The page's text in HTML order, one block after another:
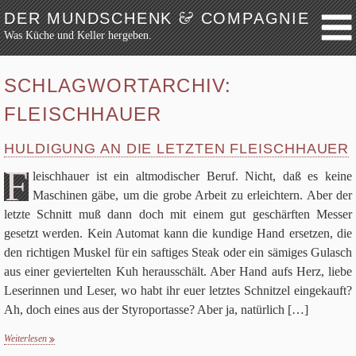
DER MUNDSCHENK&COMPAGNIE
Was Küche und Keller hergeben.
Weiter zum Inhalt
Festmahl
Küche
Keller
Markttag
Hortikultur
Werkzeug
Bibliothek
Schaustücke
Potpourri
Rezepte
SCHLAGWORTARCHIV:
FLEISCHHAUER
HULDIGUNG AN DIE LETZTEN FLEISCHHAUER
F leisch­hauer ist ein alt­mo­di­scher Beruf. Nicht, daß es keine
Maschi­nen gäbe, um die grobe Arbeit zu erleich­tern. Aber der
letzte Schnitt muß dann doch mit einem gut geschärf­ten Mes­ser
gesetzt wer­den. Kein Auto­mat kann die kun­dige Hand erset­zen, die
den rich­ti­gen Mus­kel für ein saf­ti­ges Steak oder ein sämi­ges Gulasch
aus einer gevier­tel­ten Kuh her­aus­schält. Aber Hand aufs Herz, liebe
Lese­rin­nen und Leser, wo habt ihr euer letz­tes Schnit­zel ein­ge­kauft?
Ah, doch eines aus der Sty­ro­por­tasse? Aber ja, natür­lich […]
Weiterlesen